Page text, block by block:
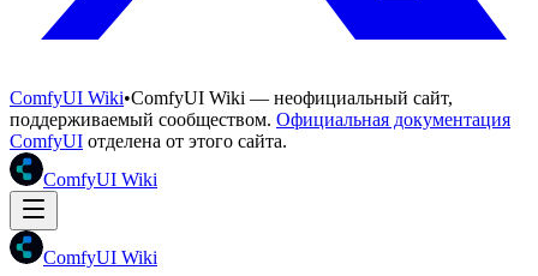
ComfyUI Wiki•ComfyUI Wiki — неофициальный сайт,
поддерживаемый сообществом. Официальная документация
ComfyUI отделена от этого сайта.
ComfyUI Wiki
ComfyUI Wiki